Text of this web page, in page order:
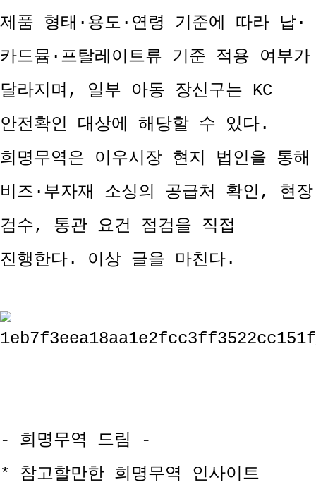
제품 형태·용도·연령 기준에 따라 납·
카드뮴·프탈레이트류 기준 적용 여부가
달라지며, 일부 아동 장신구는 KC
안전확인 대상에 해당할 수 있다.
희명무역은 이우시장 현지 법인을 통해
비즈·부자재 소싱의 공급처 확인, 현장
검수, 통관 요건 점검을 직접
진행한다. 이상 글을 마친다.
- 희명무역 드림 -
* 참고할만한 희명무역 인사이트